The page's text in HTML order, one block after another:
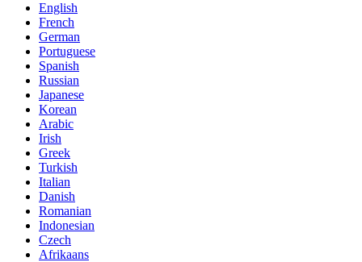
English
French
German
Portuguese
Spanish
Russian
Japanese
Korean
Arabic
Irish
Greek
Turkish
Italian
Danish
Romanian
Indonesian
Czech
Afrikaans